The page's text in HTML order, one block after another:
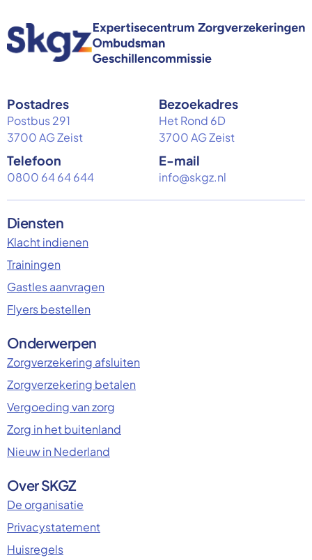
Postadres
Postbus 291
3700 AG Zeist
Bezoekadres
Het Rond 6D
3700 AG Zeist
Telefoon
0800 64 64 644
E-mail
info@skgz.nl
Diensten
Klacht indienen
Trainingen
Gastles aanvragen
Flyers bestellen
Onderwerpen
Zorgverzekering afsluiten
Zorgverzekering betalen
Vergoeding van zorg
Zorg in het buitenland
Nieuw in Nederland
Over SKGZ
De organisatie
Privacystatement
Huisregels